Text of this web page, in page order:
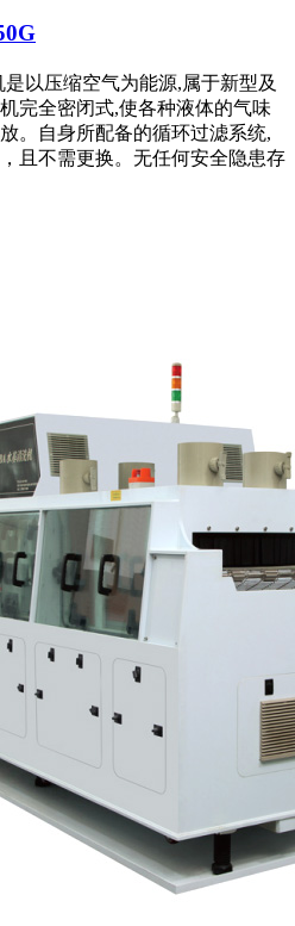
以压缩空气为能源,属于新型及
完全密闭式,使各种液体的气味
。自身所配备的循环过滤系统,
且不需更换。无任何安全隐患存